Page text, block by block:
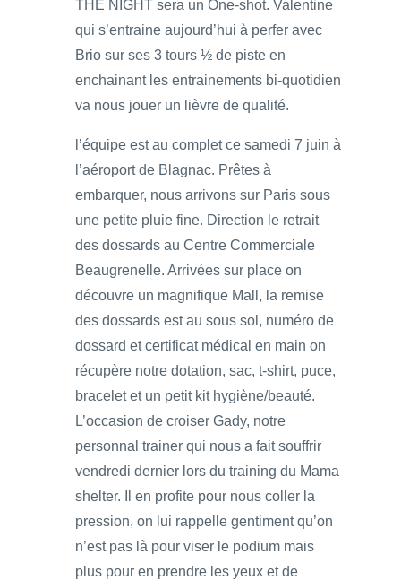
THE NIGHT sera un One-shot. Valentine
qui s’entraine aujourd’hui à perfer avec
Brio sur ses 3 tours ½ de piste en
enchainant les entrainements bi-quotidien
va nous jouer un lièvre de qualité.
l’équipe est au complet ce samedi 7 juin à
l’aéroport de Blagnac. Prêtes à
embarquer, nous arrivons sur Paris sous
une petite pluie fine. Direction le retrait
des dossards au Centre Commerciale
Beaugrenelle. Arrivées sur place on
découvre un magnifique Mall, la remise
des dossards est au sous sol, numéro de
dossard et certificat médical en main on
récupère notre dotation, sac, t-shirt, puce,
bracelet et un petit kit hygiène/beauté.
L’occasion de croiser Gady, notre
personnal trainer qui nous a fait souffrir
vendredi dernier lors du training du Mama
shelter. Il en profite pour nous coller la
pression, on lui rappelle gentiment qu’on
n’est pas là pour viser le podium mais
plus pour en prendre les yeux et de